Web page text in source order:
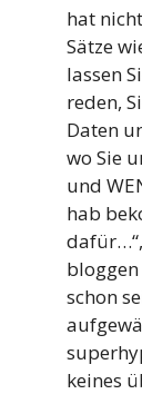
hat
Sätze
lassen
reden,
Daten
wo Sie
und
hab
schon
keines